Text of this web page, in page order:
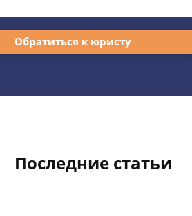
Обратиться к юристу
Последние статьи